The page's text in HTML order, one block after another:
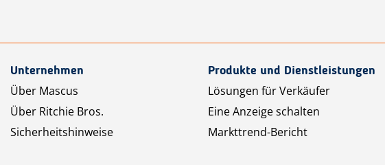
Unternehmen
Über Mascus
Über Ritchie Bros.
Sicherheitshinweise
Produkte und Dienstleistungen
Lösungen für Verkäufer
Eine Anzeige schalten
Markttrend-Bericht